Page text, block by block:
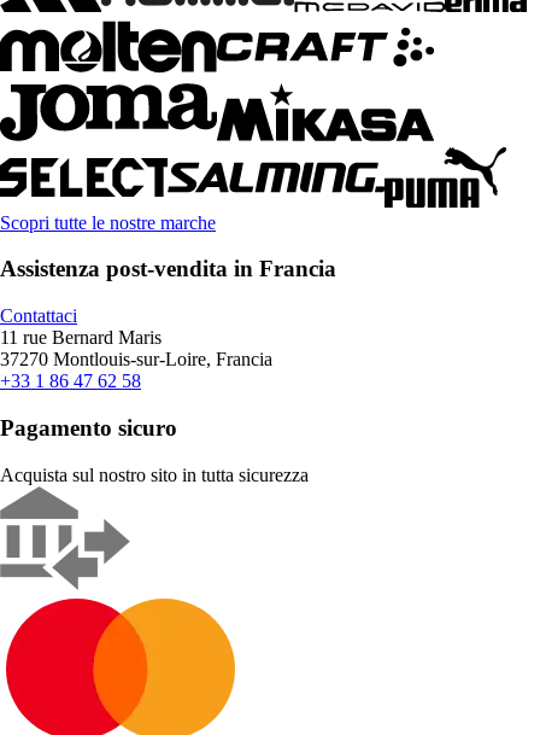
Scopri tutte le nostre marche
Assistenza post-vendita in Francia
Contattaci
11 rue Bernard Maris
37270 Montlouis-sur-Loire, Francia
+33 1 86 47 62 58
Pagamento sicuro
Acquista sul nostro sito in tutta sicurezza